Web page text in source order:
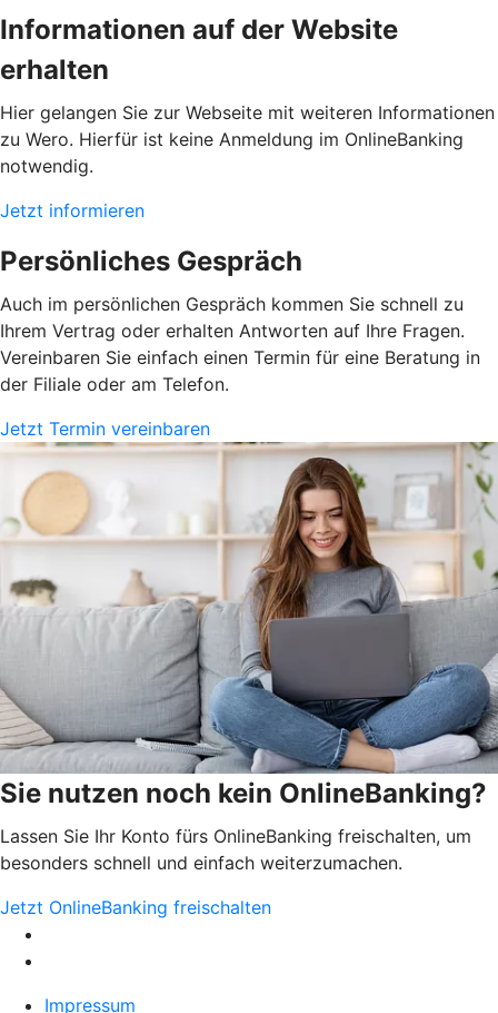
Informationen auf der Website
erhalten
Hier gelangen Sie zur Webseite mit weiteren Informationen
zu Wero. Hierfür ist keine Anmeldung im OnlineBanking
notwendig.
Jetzt informieren
Persönliches Gespräch
Auch im persönlichen Gespräch kommen Sie schnell zu
Ihrem Vertrag oder erhalten Antworten auf Ihre Fragen.
Vereinbaren Sie einfach einen Termin für eine Beratung in
der Filiale oder am Telefon.
Jetzt Termin vereinbaren
Sie nutzen noch kein OnlineBanking?
Lassen Sie Ihr Konto fürs OnlineBanking freischalten, um
besonders schnell und einfach weiterzumachen.
Jetzt OnlineBanking freischalten
Impressum